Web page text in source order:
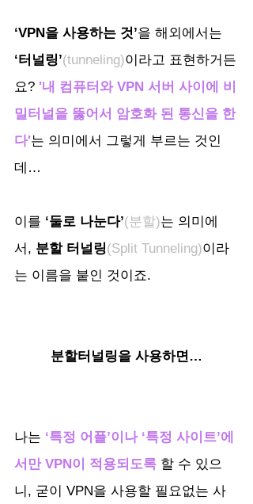
‘VPN을 사용하는 것’을 해외에서는
‘터널링’(tunneling)이라고 표현하거든
요? '내 컴퓨터와 VPN 서버 사이에 비
밀터널을 뚫어서 암호화 된 통신을 한
다'는 의미에서 그렇게 부르는 것인
데…
이를 ‘둘로 나눈다’(분할)는 의미에
서, 분할 터널링(Split Tunneling)이라
는 이름을 붙인 것이죠.
분할터널링을 사용하면…
나는 ‘특정 어플’이나 ‘특정 사이트’에
서만 VPN이 적용되도록 할 수 있으
니, 굳이 VPN을 사용할 필요없는 사